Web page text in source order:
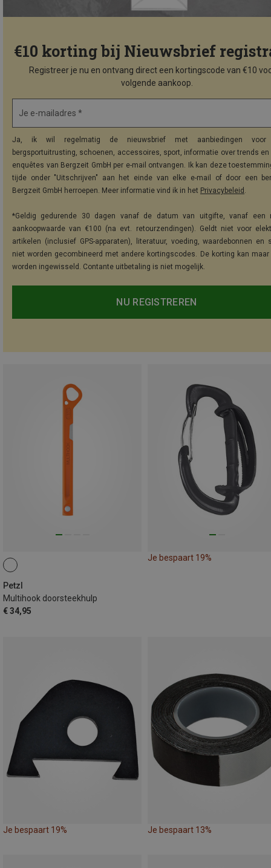
€10 korting bij Nieuwsbrief
Registreer je nu en ontvang direct een kortingscode van €10
volgende aankoop.
Je e-mailadres *
Ja, ik wil regelmatig de nieuwsbrief met aanbiedingen voor
bergsportuitrusting, schoenen, accessoires, sport, informatie over trends
enquêtes van Bergzeit GmbH per e-mail ontvangen. Ik kan deze
tijde onder "Uitschrijven" aan het einde van elke e-mail of door een
Bergzeit GmbH herroepen. Meer informatie vind ik in het Privacybeleid .
*Geldig gedurende 30 dagen vanaf de datum van uitgifte, vanaf een
aankoopwaarde van €100 (na evt. retourzendingen). Geldt niet voor
artikelen (inclusief GPS-apparaten), literatuur, voeding, waardebonnen en
niet worden gecombineerd met andere kortingscodes. De korting kan maar
worden ingewisseld. Contante uitbetaling is niet mogelijk.
NU REGISTREREN
Petzl
Multihook doorsteekhulp
€ 34,95
Je bespaart 19%
Je bespaart 19% Je bespaart 13%